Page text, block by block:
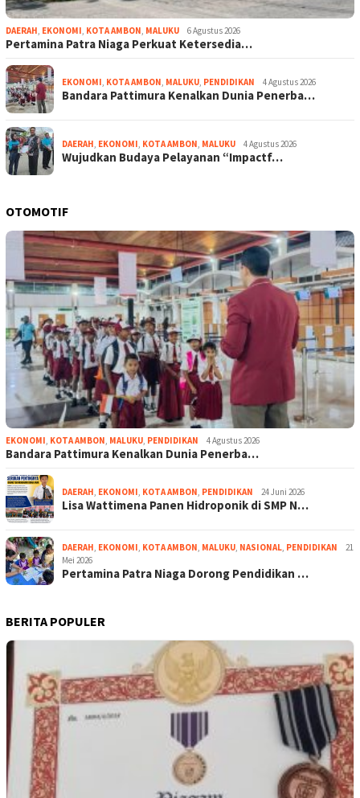
DAERAH, EKONOMI, KOTA AMBON, MALUKU 6 Agustus 2026
Pertamina Patra Niaga Perkuat Ketersedia…
EKONOMI, KOTA AMBON, MALUKU, PENDIDIKAN 4 Agustus 2026
Bandara Pattimura Kenalkan Dunia Penerba…
DAERAH, EKONOMI, KOTA AMBON, MALUKU 4 Agustus 2026
Wujudkan Budaya Pelayanan “Impactf…
OTOMOTIF
EKONOMI, KOTA AMBON, MALUKU, PENDIDIKAN 4 Agustus 2026
Bandara Pattimura Kenalkan Dunia Penerba…
DAERAH, EKONOMI, KOTA AMBON, PENDIDIKAN 24 Juni 2026
Lisa Wattimena Panen Hidroponik di SMP N…
DAERAH, EKONOMI, KOTA AMBON, MALUKU, NASIONAL, PENDIDIKAN
21
Mei 2026
Pertamina Patra Niaga Dorong Pendidikan …
BERITA POPULER